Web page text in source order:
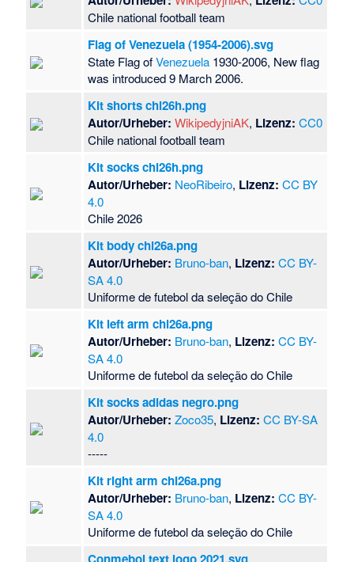
Chile national football team
Flag of Venezuela (1954-2006).svg
State Flag ofVenezuela 1930-2006, New flag
was introduced 9 March 2006.
Kit shorts chl26h.png
Autor/Urheber: WikipedyjniAK, Lizenz: CC0
Chile national football team
Kit socks chl26h.png
Autor/Urheber: NeoRibeiro, Lizenz: CC BY
4.0
Chile 2026
Kit body chi26a.png
Autor/Urheber: Bruno-ban, Lizenz: CC BY-
SA 4.0
Uniforme de futebol da seleção do Chile
Kit left arm chi26a.png
Autor/Urheber: Bruno-ban, Lizenz: CC BY-
SA 4.0
Uniforme de futebol da seleção do Chile
Kit socks adidas negro.png
Autor/Urheber: Zoco35, Lizenz: CC BY-SA
4.0
-----
Kit right arm chi26a.png
Autor/Urheber: Bruno-ban, Lizenz: CC BY-
SA 4.0
Uniforme de futebol da seleção do Chile